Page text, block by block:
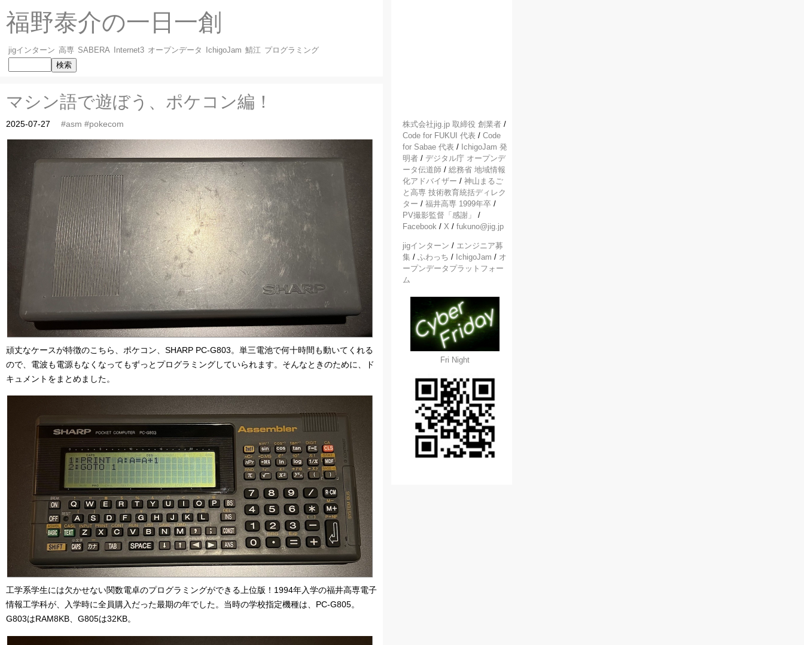
福野泰介の一日一創
jigインターン 高専 SABERA Internet3 オープンデータ IchigoJam 鯖江 プログラミング
マシン語で遊ぼう、ポケコン編！
2025-07-27 #asm #pokecom
頑丈なケースが特徴のこちら、ポケコン、SHARP PC-G803。単三電池で何十時間も動いてくれる
ので、電波も電源もなくなってもずっとプログラミングしていられます。そんなときのために、ド
キュメントをまとめました。
工学系学生には欠かせない関数電卓のプログラミングができる上位版！1994年入学の福井高専電子
情報工学科が、入学時に全員購入だった最期の年でした。当時の学校指定機種は、PC-G805。
G803はRAM8KB、G805は32KB。
株式会社jig.jp 取締役 創業者 /
Code for FUKUI 代表 / Code
for Sabae 代表 / IchigoJam 発
明者 / デジタル庁 オープンデ
ータ伝道師 / 総務省 地域情報
化アドバイザー / 神山まるご
と高専 技術教育統括ディレク
ター / 福井高専 1999年卒 /
PV撮影監督「感謝」
/
Facebook / X / fukuno@jig.jp
jigインターン / エンジニア募
集 / ふわっち / IchigoJam / オ
ープンデータプラットフォー
ム
Fri Night